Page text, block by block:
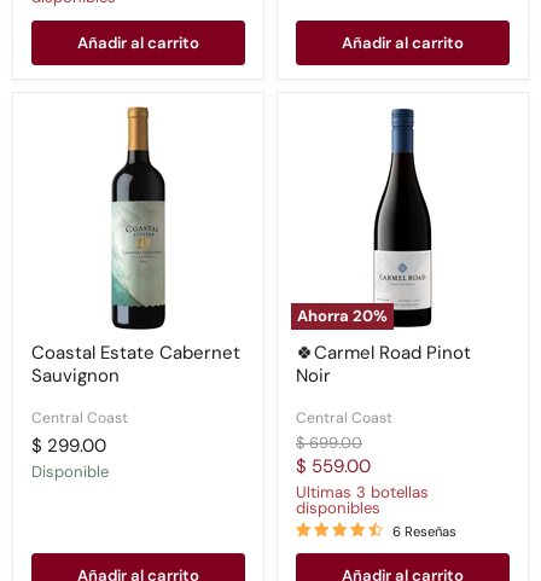
Añadir al carrito Añadir al carrito
Coastal Estate Cabernet
Sauvignon
Central Coast
$ 299.00
Disponible
Añadir al carrito
Ahorra 20%
🍀Carmel Road Pinot
Noir
Central Coast
Precio
original
$ 699.00
Precio
actual
$ 559.00
Ultimas 3 botellas
disponibles
6 Reseñas
Añadir al carrito